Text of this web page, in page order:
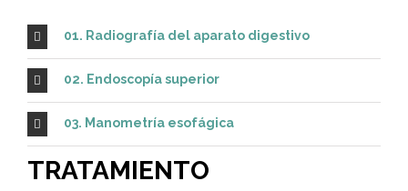
01. Radiografía del aparato digestivo
02. Endoscopía superior
03. Manometría esofágica
TRATAMIENTO